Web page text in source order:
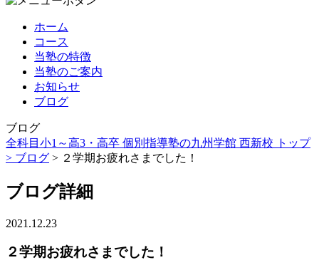
ホーム
コース
当塾の特徴
当塾のご案内
お知らせ
ブログ
ブログ
全科目小1～高3・高卒 個別指導塾の九州学館 西新校 トップ
> ブログ > ２学期お疲れさまでした！
ブログ詳細
2021.12.23
２学期お疲れさまでした！